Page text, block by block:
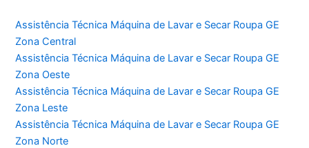
Assistência Técnica Máquina de Lavar e Secar Roupa GE
Zona Central
Assistência Técnica Máquina de Lavar e Secar Roupa GE
Zona Oeste
Assistência Técnica Máquina de Lavar e Secar Roupa GE
Zona Leste
Assistência Técnica Máquina de Lavar e Secar Roupa GE
Zona Norte